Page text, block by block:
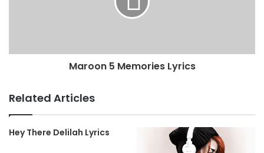
Maroon 5 Memories Lyrics
Related Articles
Hey There Delilah Lyrics